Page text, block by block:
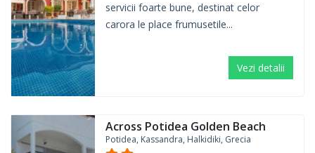
servicii foarte bune, destinat celor
carora le place frumusetile...
Vezi detalii
Across Potidea Golden Beach
Potidea, Kassandra, Halkidiki, Grecia